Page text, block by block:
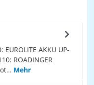
AKKU UP-
ROADINGER
Mehr